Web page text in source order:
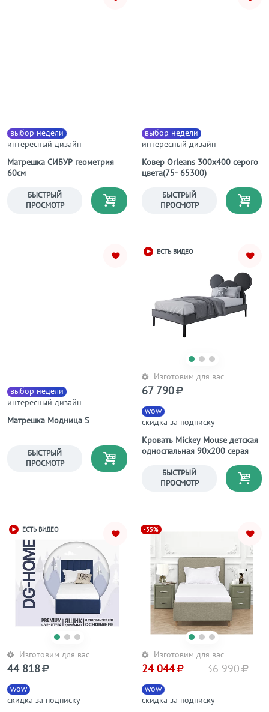
Матрешка СИБУР геометрия
60см
выбор недели
интересный дизайн
БЫСТРЫЙ
ПРОСМОТР
Ковер Orleans 300х400 серого
цвета(75- 65300)
выбор недели
интересный дизайн
БЫСТРЫЙ
ПРОСМОТР
Матрешка Модница S
выбор недели
интересный дизайн
БЫСТРЫЙ
ПРОСМОТР
ЕСТЬ ВИДЕО
Изготовим для вас
Кровать Mickey Mouse детская
односпальная 90х200 серая
wow
скидка за подписку
67 790
БЫСТРЫЙ
ПРОСМОТР
ЕСТЬ ВИДЕО
Изготовим для вас
wow
скидка за подписку
44 818
-35%
Изготовим для вас
wow
скидка за подписку
24 044 36 990